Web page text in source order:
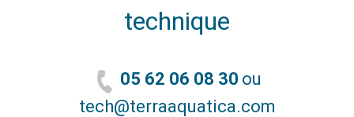
technique
05 62 06 08 30 ou
tech@terraaquatica.com